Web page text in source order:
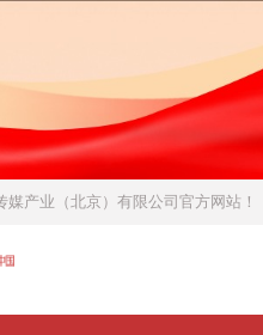
媒产业（北京）有限公司官方网站！